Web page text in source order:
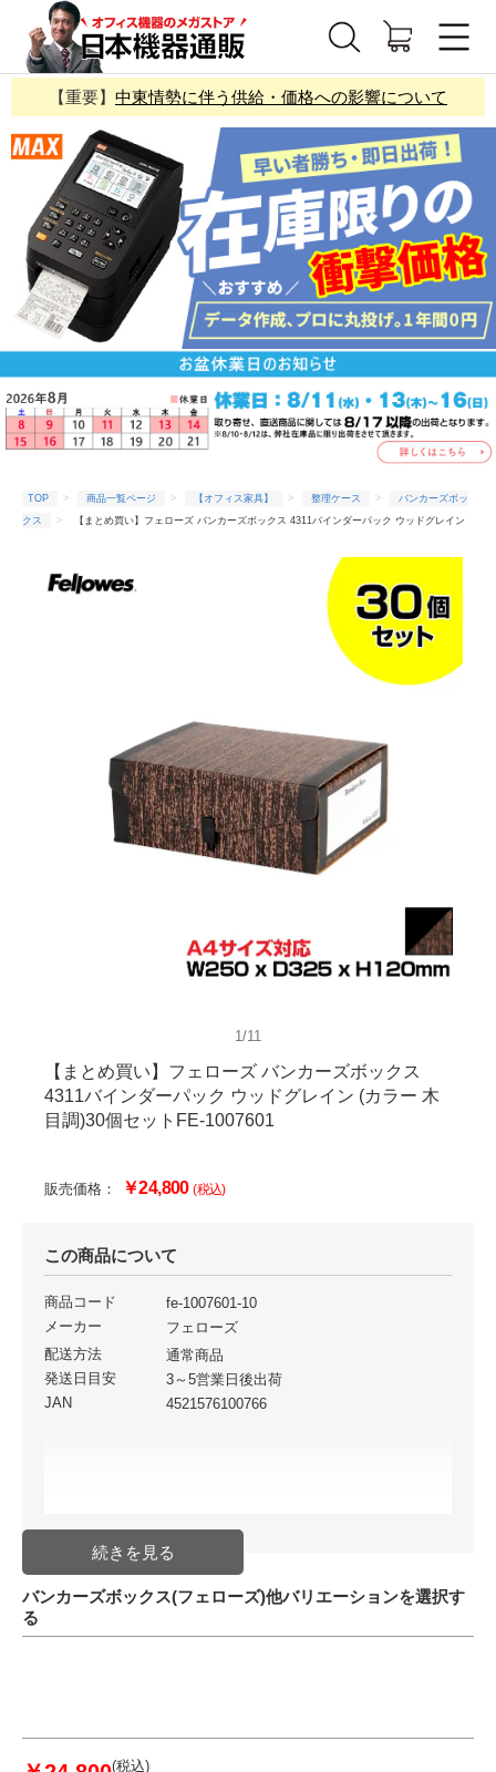
【重要】 中東情勢に伴う供給・価格への影響について
TOP 商品一覧ページ 【オフィス家具】 整理ケース
バンカーズボッ
クス
【まとめ買い】フェローズ バンカーズボックス 4311バインダーパック ウッドグレイン
1/11
【まとめ買い】フェローズ バンカーズボックス
4311バインダーパック ウッドグレイン (カラー 木
目調)30個セットFE-1007601
販売価格： ￥24,800(税込)
この商品について
商品コード
fe-1007601-10
メーカー
フェローズ
配送方法
通常商品
発送日目安
3～5営業日後出荷
JAN
4521576100766
バンカーズボックス(フェローズ)他バリエーションを選択す
る
(税込)